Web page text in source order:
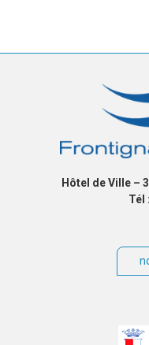
Hôtel de Ville –
Tél